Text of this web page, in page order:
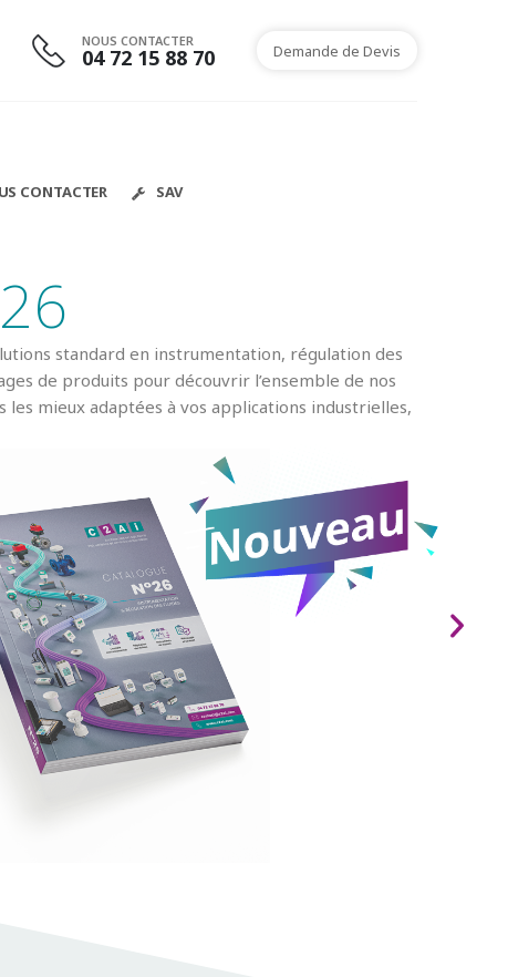
NOUS CONTACTER
04 72 15 88 70 Demande de Devis
CONTACTER SAV
standard en instrumentation, régulation des
de produits pour découvrir l’ensemble de nos
mieux adaptées à vos applications industrielles,